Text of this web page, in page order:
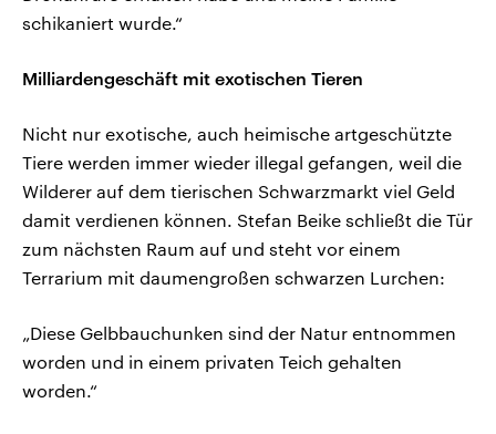
schikaniert wurde.“
Milliardengeschäft mit exotischen Tieren
Nicht nur exotische, auch heimische artgeschützte
Tiere werden immer wieder illegal gefangen, weil die
Wilderer auf dem tierischen Schwarzmarkt viel Geld
damit verdienen können. Stefan Beike schließt die Tür
zum nächsten Raum auf und steht vor einem
Terrarium mit daumengroßen schwarzen Lurchen:
„Diese Gelbbauchunken sind der Natur entnommen
worden und in einem privaten Teich gehalten
worden.“